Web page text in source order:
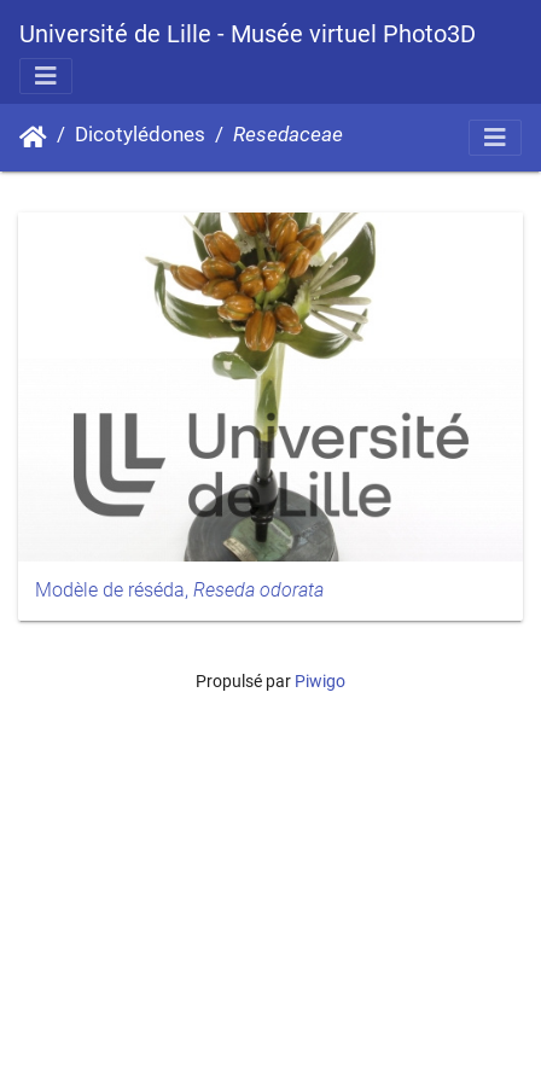
Université de Lille - Musée virtuel Photo3D
Dicotylédones Resedaceae
Modèle de réséda, Reseda odorata
Propulsé par Piwigo